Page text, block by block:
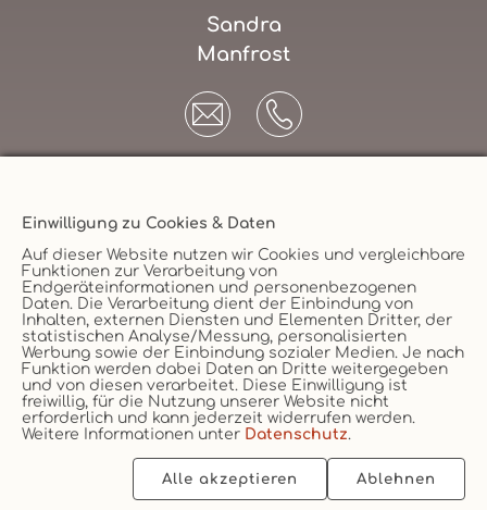
Einwilligung zu Cookies & Daten
Auf dieser Website nutzen wir Cookies und vergleichbare
Funktionen zur Verarbeitung von
Endgeräteinformationen und personenbezogenen
Daten. Die Verarbeitung dient der Einbindung von
Inhalten, externen Diensten und Elementen Dritter, der
statistischen Analyse/Messung, personalisierten
Werbung sowie der Einbindung sozialer Medien. Je nach
Funktion werden dabei Daten an Dritte weitergegeben
und von diesen verarbeitet. Diese Einwilligung ist
freiwillig, für die Nutzung unserer Website nicht
erforderlich und kann jederzeit widerrufen werden.
Weitere Informationen unter Datenschutz.
Alle akzeptieren Ablehnen
Sandra
Manfrost
Versicherungsmakler
Vertrag widerruf
Unternehmen
AGB
Datenschutz
Impressum
Erstinformation
Cookie
2026 © vs vergleichen-und-sparen GmbH